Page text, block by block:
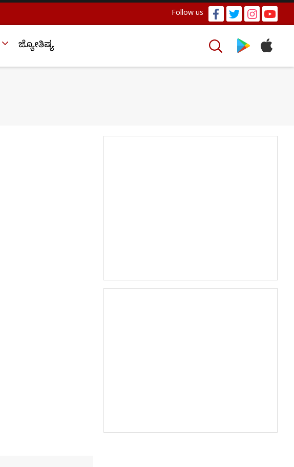
Follow us
ಜ್ಯೋತಿಷ್ಯ